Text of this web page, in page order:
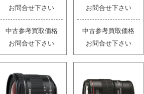
お問合せ下さい
中古参考買取価格
お問合せ下さい
お問合せ下さい
中古参考買取価格
お問合せ下さい